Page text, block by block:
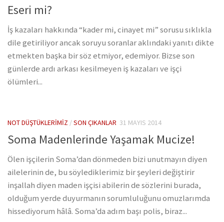
Eseri mi?
İş kazaları hakkında “kader mi, cinayet mi” sorusu sıklıkla
dile getiriliyor ancak soruyu soranlar aklındaki yanıtı dikte
etmekten başka bir söz etmiyor, edemiyor. Bizse son
günlerde ardı arkası kesilmeyen iş kazaları ve işçi
ölümleri...
NOT DÜŞTÜKLERIMIZ /SON ÇIKANLAR 31 MAYIS 2014
Soma Madenlerinde Yaşamak Mucize!
Ölen işçilerin Soma’dan dönmeden bizi unutmayın diyen
ailelerinin de, bu söylediklerimiz bir şeyleri değiştirir
inşallah diyen maden işçisi abilerin de sözlerini burada,
olduğum yerde duyurmanın sorumluluğunu omuzlarımda
hissediyorum hâlâ. Soma’da adım başı polis, biraz...